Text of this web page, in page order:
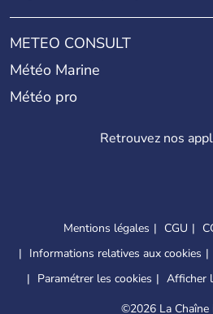
METEO CONSULT
Météo Marine
Météo pro
Retrouvez nos
Mentions légales CGU
Informations relatives aux cookies
Paramétrer les cookies
Afficher
©2026 La Chaîne